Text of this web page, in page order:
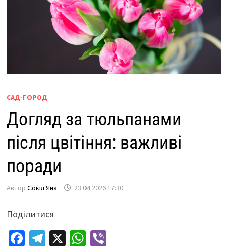
САД-ГОРОД
Догляд за тюльпанами
після цвітіння: важливі
поради
Автор Сокіл Яна 23.04.2026 17:30
Поділитися
Fa Te X W Vi